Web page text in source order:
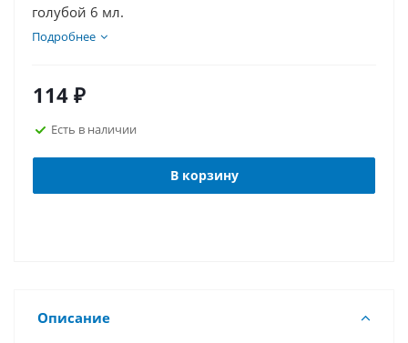
голубой 6 мл.
Подробнее
114 ₽
Есть в наличии
В корзину
Описание